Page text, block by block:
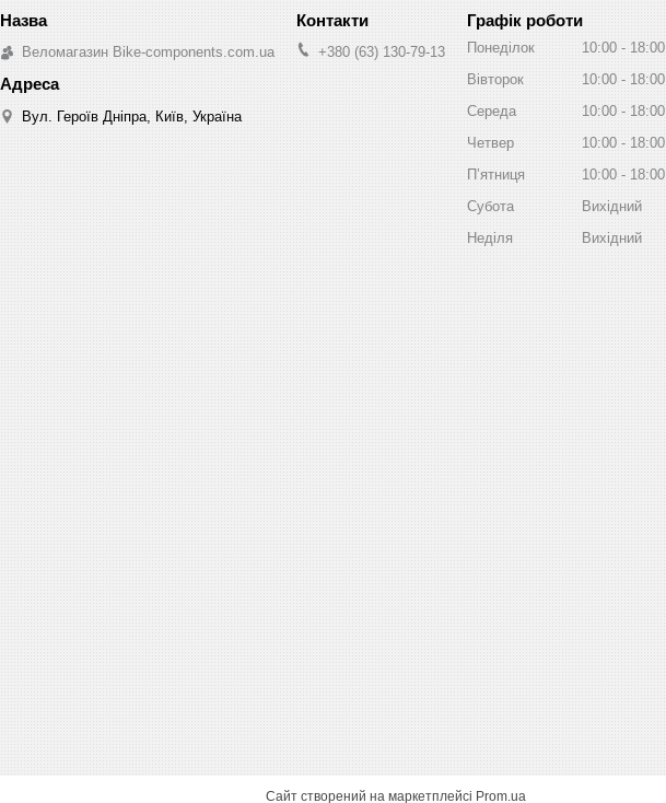
Веломагазин Bike-components.com.ua
Вул. Героїв Дніпра, Київ, Україна
+380 (63) 130-79-13
Графік роботи
Понеділок 10:00
18:00
Вівторок
10:00
18:00
Середа
10:00
18:00
Четвер
10:00
18:00
Пʼятниця
10:00
18:00
Субота
Вихідний
Неділя
Вихідний
Сайт створений на маркетплейсі Prom.ua